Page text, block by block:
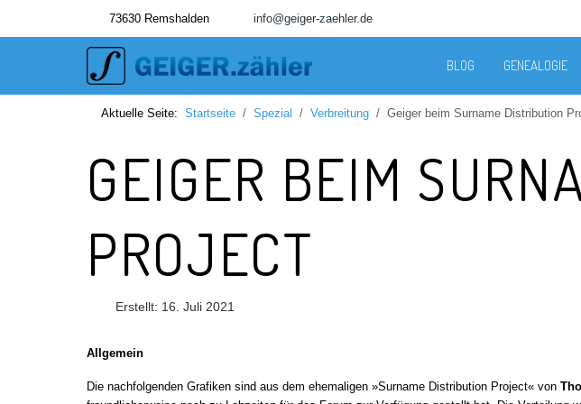
73630 Remshalden info@geiger-zaehler.de
BLOG GENEALOGIE
Aktuelle Seite: Startseite Spezial Verbreitung Geiger beim Surname Distribution
GEIGER BEIM
PROJECT
Erstellt: 16. Juli 2021
Allgemein
Die nachfolgenden Grafiken sind aus dem ehemaligen »Surname Distribution Project« von